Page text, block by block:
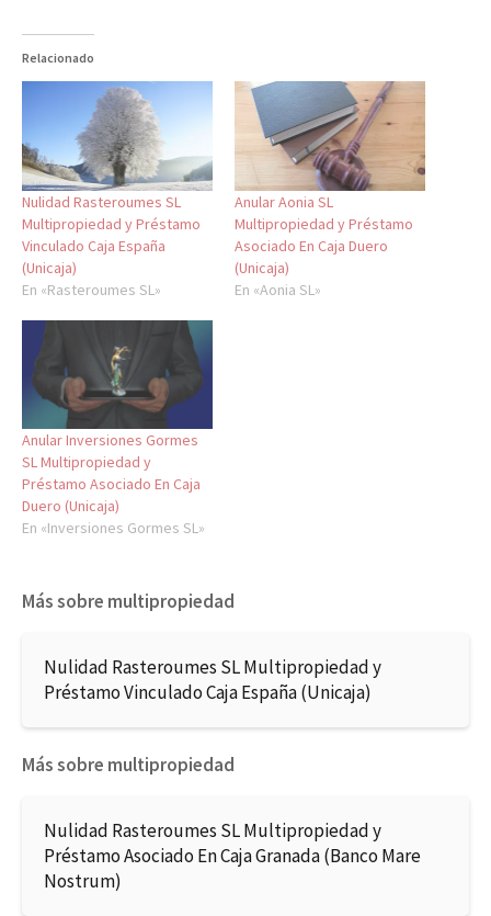
Relacionado
Nulidad Rasteroumes SL
Multipropiedad y Préstamo
Vinculado Caja España
(Unicaja)
En «Rasteroumes SL»
Anular Aonia SL
Multipropiedad y Préstamo
Asociado En Caja Duero
(Unicaja)
En «Aonia SL»
Anular Inversiones Gormes
SL Multipropiedad y
Préstamo Asociado En Caja
Duero (Unicaja)
En «Inversiones Gormes SL»
Más sobre multipropiedad
Nulidad Rasteroumes SL Multipropiedad y
Préstamo Vinculado Caja España (Unicaja)
Más sobre multipropiedad
Nulidad Rasteroumes SL Multipropiedad y
Préstamo Asociado En Caja Granada (Banco Mare
Nostrum)